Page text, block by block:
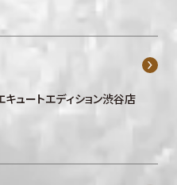
キュートエディション渋谷店